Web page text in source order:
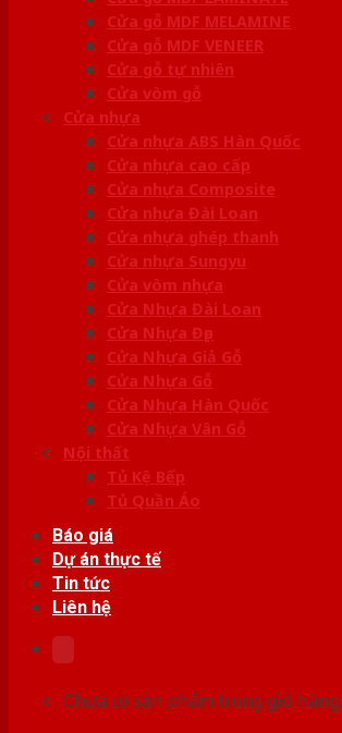
Cửa gỗ MDF MELAMINE
Cửa gỗ MDF VENEER
Cửa gỗ tự nhiên
Cửa vòm gỗ
Cửa nhựa
Cửa nhựa ABS Hàn Quốc
Cửa nhựa cao cấp
Cửa nhựa Composite
Cửa nhựa Đài Loan
Cửa nhựa ghép thanh
Cửa nhựa Sungyu
Cửa vòm nhựa
Cửa Nhựa Đài Loan
Cửa Nhựa Đẹp
Cửa Nhựa Giả Gỗ
Cửa Nhựa Gỗ
Cửa Nhựa Hàn Quốc
Cửa Nhựa Vân Gỗ
Nội thất
Tủ Kệ Bếp
Tủ Quần Áo
Báo giá
Dự án thực tế
Tin tức
Liên hệ
Chưa có sản phẩm trong giỏ hàng.